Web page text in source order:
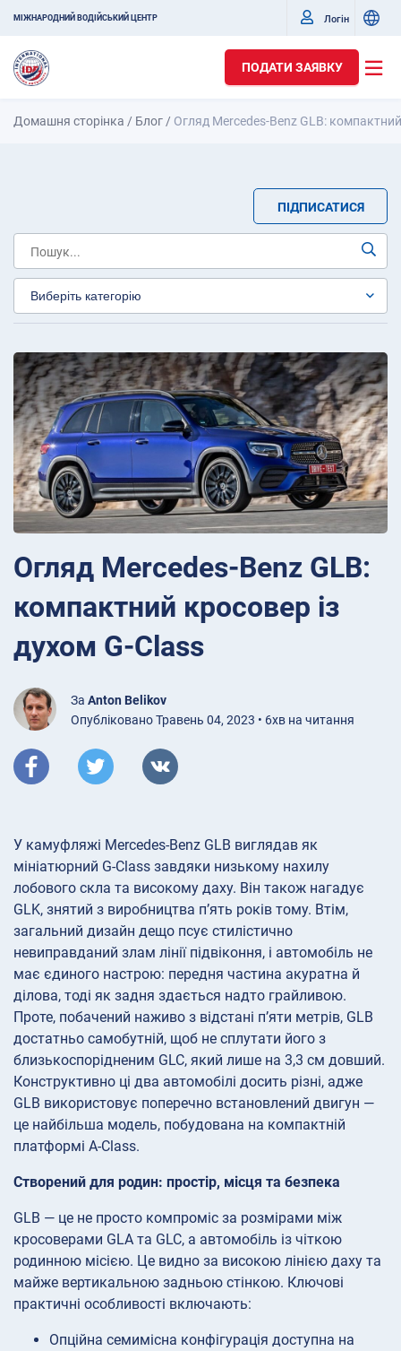
МІЖНАРОДНИЙ ВОДІЙСЬКИЙ ЦЕНТР Логін
ПОДАТИ ЗАЯВКУ
Домашня сторінка / Блог / Огляд Mercedes-Benz GLB:
ПІДПИСАТИСЯ
Огляд Mercedes-Benz GLB:
компактний кросовер із
духом G-Class
За Anton Belikov
Опубліковано Травень 04, 2023 • 6хв на читання
У камуфляжі Mercedes-Benz GLB виглядав як
мініатюрний G-Class завдяки низькому нахилу
лобового скла та високому даху. Він також нагадує
GLK, знятий з виробництва п’ять років тому. Втім,
загальний дизайн дещо псує стилістично
невиправданий злам лінії підвіконня, і автомобіль не
має єдиного настрою: передня частина акуратна й
ділова, тоді як задня здається надто грайливою.
Проте, побачений наживо з відстані п’яти метрів, GLB
достатньо самобутній, щоб не сплутати його з
близькоспорідненим GLC, який лише на 3,3 см довший.
Конструктивно ці два автомобілі досить різні, адже
GLB використовує поперечно встановлений двигун —
це найбільша модель, побудована на компактній
платформі A-Class.
Створений для родин: простір, місця та безпека
GLB — це не просто компроміс за розмірами між
кросоверами GLA та GLC, а автомобіль із чіткою
родинною місією. Це видно за високою лінією даху та
майже вертикальною задньою стінкою. Ключові
практичні особливості включають:
Опційна семимісна конфігурація доступна на